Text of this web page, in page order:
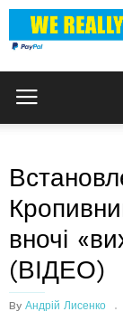
вночі
(ВІДЕО)
By Андрій Лисенко